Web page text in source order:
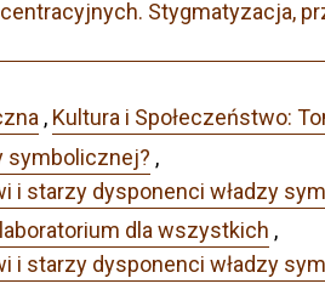
Stygmatyzacja,
, Kultura i Społeczeństwo:
symbolicznej? ,
i starzy dysponenci władzy
dla wszystkich ,
i starzy dysponenci władzy